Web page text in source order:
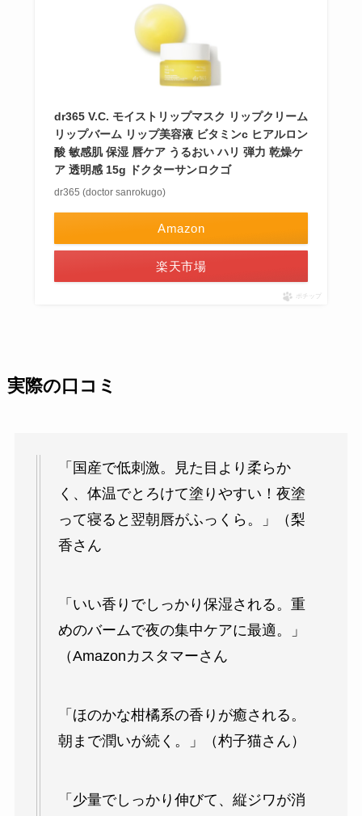
dr365 V.C. モイストリップマスク リップクリーム
リップバーム リップ美容液 ビタミンc ヒアルロン
酸 敏感肌 保湿 唇ケア うるおい ハリ 弾力 乾燥ケ
ア 透明感 15g ドクターサンロクゴ
dr365 (doctor sanrokugo)
Amazon
楽天市場
ポチップ
実際の口コミ
「国産で低刺激。見た目より柔らか
く、体温でとろけて塗りやすい！夜塗
って寝ると翌朝唇がふっくら。」（梨
香さん
「いい香りでしっかり保湿される。重
めのバームで夜の集中ケアに最適。」
（Amazonカスタマーさん
「ほのかな柑橘系の香りが癒される。
朝まで潤いが続く。」（杓子猫さん）
「少量でしっかり伸びて、縦ジワが消